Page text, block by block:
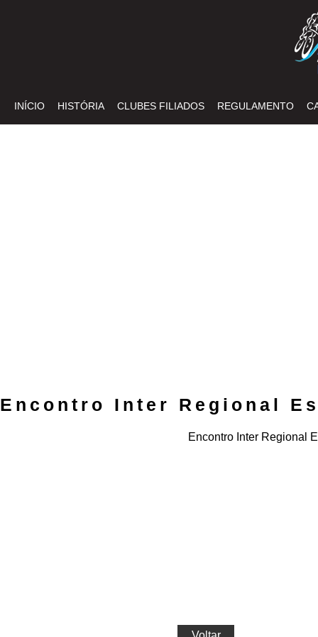
INÍCIO HISTÓRIA CLUBES FILIADOS REGULAMENTO
Encontro Inter Regional
Encontro Inter Regional